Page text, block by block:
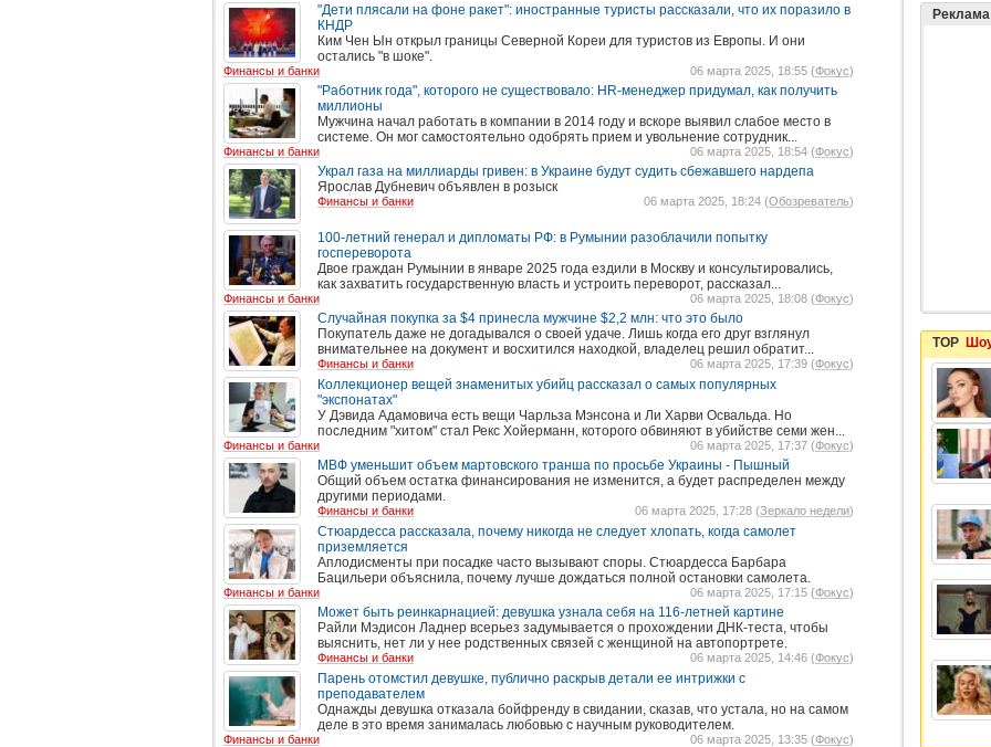
"Дети плясали на фоне ракет": иностранные туристы рассказали, что их поразило в
КНДР
Ким Чен Ын открыл границы Северной Кореи для туристов из Европы. И они
остались "в шоке".
Финансы и банки 06 марта 2025, 18:55 (Фокус)
"Работник года", которого не существовало: HR-менеджер придумал, как получить
миллионы
Мужчина начал работать в компании в 2014 году и вскоре выявил слабое место в
системе. Он мог самостоятельно одобрять прием и увольнение сотрудник...
Финансы и банки 06 марта 2025, 18:54 (Фокус)
Украл газа на миллиарды гривен: в Украине будут судить сбежавшего нардепа
Ярослав Дубневич объявлен в розыск
Финансы и банки 06 марта 2025, 18:24 (Обозреватель)
100-летний генерал и дипломаты РФ: в Румынии разоблачили попытку
госпереворота
Двое граждан Румынии в январе 2025 года ездили в Москву и консультировались,
как захватить государственную власть и устроить переворот, рассказал...
Финансы и банки 06 марта 2025, 18:08 (Фокус)
Случайная покупка за $4 принесла мужчине $2,2 млн: что это было
Покупатель даже не догадывался о своей удаче. Лишь когда его друг взглянул
внимательнее на документ и восхитился находкой, владелец решил обратит...
Финансы и банки 06 марта 2025, 17:39 (Фокус)
Коллекционер вещей знаменитых убийц рассказал о самых популярных
"экспонатах"
У Дэвида Адамовича есть вещи Чарльза Мэнсона и Ли Харви Освальда. Но
последним "хитом" стал Рекс Хойерманн, которого обвиняют в убийстве семи жен...
Финансы и банки 06 марта 2025, 17:37 (Фокус)
МВФ уменьшит объем мартовского транша по просьбе Украины - Пышный
Общий объем остатка финансирования не изменится, а будет распределен между
другими периодами.
Финансы и банки 06 марта 2025, 17:28 (Зеркало недели)
Стюардесса рассказала, почему никогда не следует хлопать, когда самолет
приземляется
Аплодисменты при посадке часто вызывают споры. Стюардесса Барбара
Бацильери объяснила, почему лучше дождаться полной остановки самолета.
Финансы и банки 06 марта 2025, 17:15 (Фокус)
Может быть реинкарнацией: девушка узнала себя на 116-летней картине
Райли Мэдисон Ладнер всерьез задумывается о прохождении ДНК-теста, чтобы
выяснить, нет ли у нее родственных связей с женщиной на автопортрете.
Финансы и банки 06 марта 2025, 14:46 (Фокус)
Парень отомстил девушке, публично раскрыв детали ее интрижки с
преподавателем
Однажды девушка отказала бойфренду в свидании, сказав, что устала, но на самом
деле в это время занималась любовью с научным руководителем.
Финансы и банки 06 марта 2025, 13:35 (Фокус)
Реклама
TOP